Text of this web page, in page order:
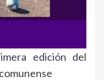
edición del